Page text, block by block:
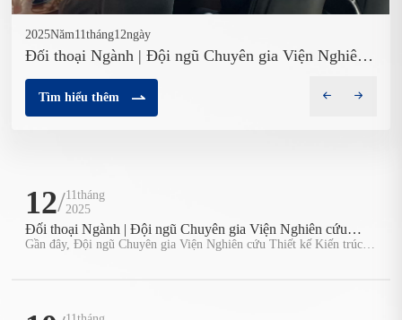
2025Năm11tháng12ngày
Đối thoại Ngành | Đội ngũ Chuyên gia Viện Nghiên
Compass trao đổi kỹ thuật
Tìm hiểu thêm
12/11tháng
2025
Đối thoại Ngành | Đội ngũ Chuyên gia Viện Nghiên cứu
Thiết kế Kiến trúc Trung Quốc đến thăm Compass trao đổi
Gần đây, Đội ngũ Chuyên gia Viện Nghiên cứu Thiết kế Kiến trúc